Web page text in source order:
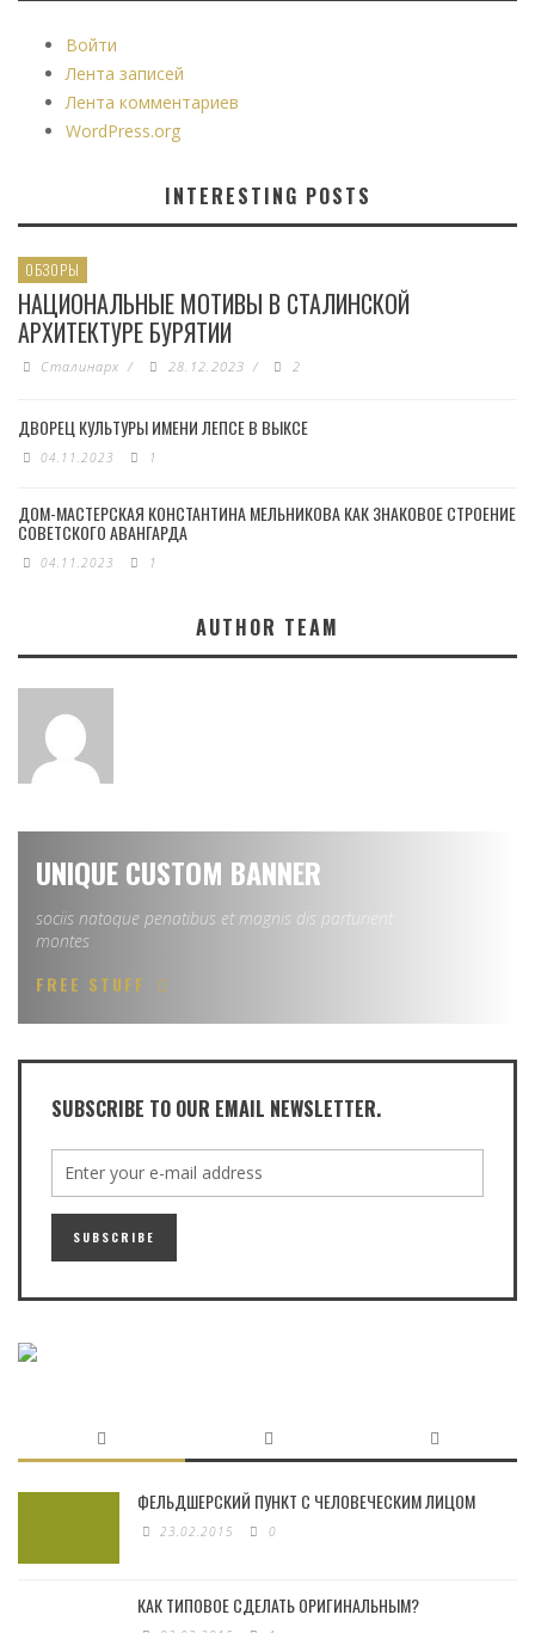
Войти
Лента записей
Лента комментариев
WordPress.org
INTERESTING POSTS
ОБЗОРЫ
НАЦИОНАЛЬНЫЕ МОТИВЫ В СТАЛИНСКОЙ
АРХИТЕКТУРЕ БУРЯТИИ
Сталинарх / 28.12.2023 / 2
ДВОРЕЦ КУЛЬТУРЫ ИМЕНИ ЛЕПСЕ В ВЫКСЕ
04.11.2023 1
ДОМ-МАСТЕРСКАЯ КОНСТАНТИНА МЕЛЬНИКОВА КАК ЗНАКОВОЕ СТРОЕНИЕ
СОВЕТСКОГО АВАНГАРДА
04.11.2023 1
AUTHOR TEAM
UNIQUE CUSTOM BANNER
sociis natoque penatibus et magnis dis parturient
montes
FREE STUFF
SUBSCRIBE TO OUR EMAIL NEWSLETTER.
ФЕЛЬДШЕРСКИЙ ПУНКТ С ЧЕЛОВЕЧЕСКИМ ЛИЦОМ
23.02.2015 0
КАК ТИПОВОЕ СДЕЛАТЬ ОРИГИНАЛЬНЫМ?